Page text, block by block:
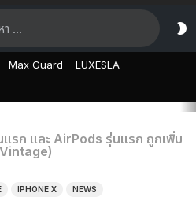
Max Guard LUXESLA
รก และ AirPods รุ่นแรก ถูกเพิ่ม
IPHONE X NEWS